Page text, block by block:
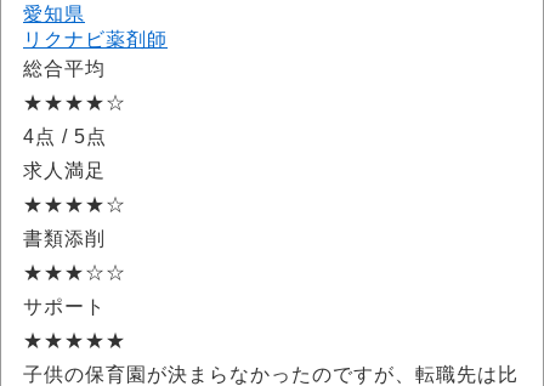
愛知県
リクナビ薬剤師
総合平均
★★★★☆
4点 / 5点
求人満足
★★★★☆
書類添削
★★★☆☆
サポート
★★★★★
子供の保育園が決まらなかったのですが、転職先は比